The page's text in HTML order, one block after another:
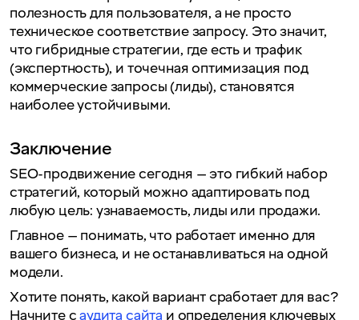
полезность для пользователя, а не просто
техническое соответствие запросу. Это значит,
что гибридные стратегии, где есть и трафик
(экспертность), и точечная оптимизация под
коммерческие запросы (лиды), становятся
наиболее устойчивыми.
Заключение
SEO-продвижение сегодня — это гибкий набор
стратегий, который можно адаптировать под
любую цель: узнаваемость, лиды или продажи.
Главное — понимать, что работает именно для
вашего бизнеса, и не останавливаться на одной
модели.
Хотите понять, какой вариант сработает для вас?
Начните саудита сайта и определения ключевых